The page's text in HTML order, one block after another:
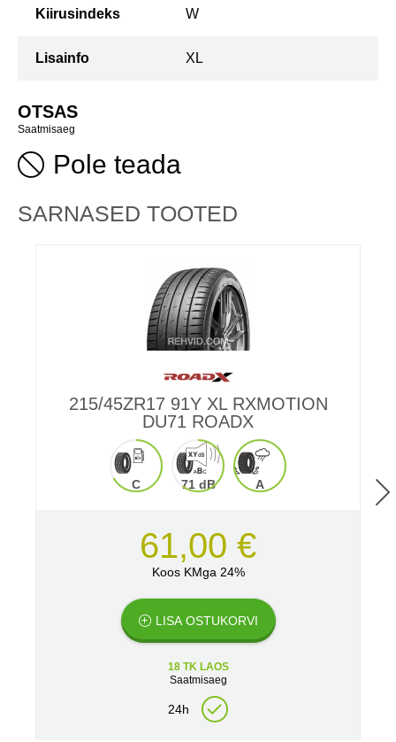
Kiirusindeks W
Lisainfo XL
OTSAS
Saatmisaeg
Pole teada
SARNASED TOOTED
215/45ZR17 91Y XL RXMOTION
DU71 ROADX
C 71 dB A
61,00 €
Koos KMga 24%
LISA OSTUKORVI
18 TK LAOS
Saatmisaeg
24h